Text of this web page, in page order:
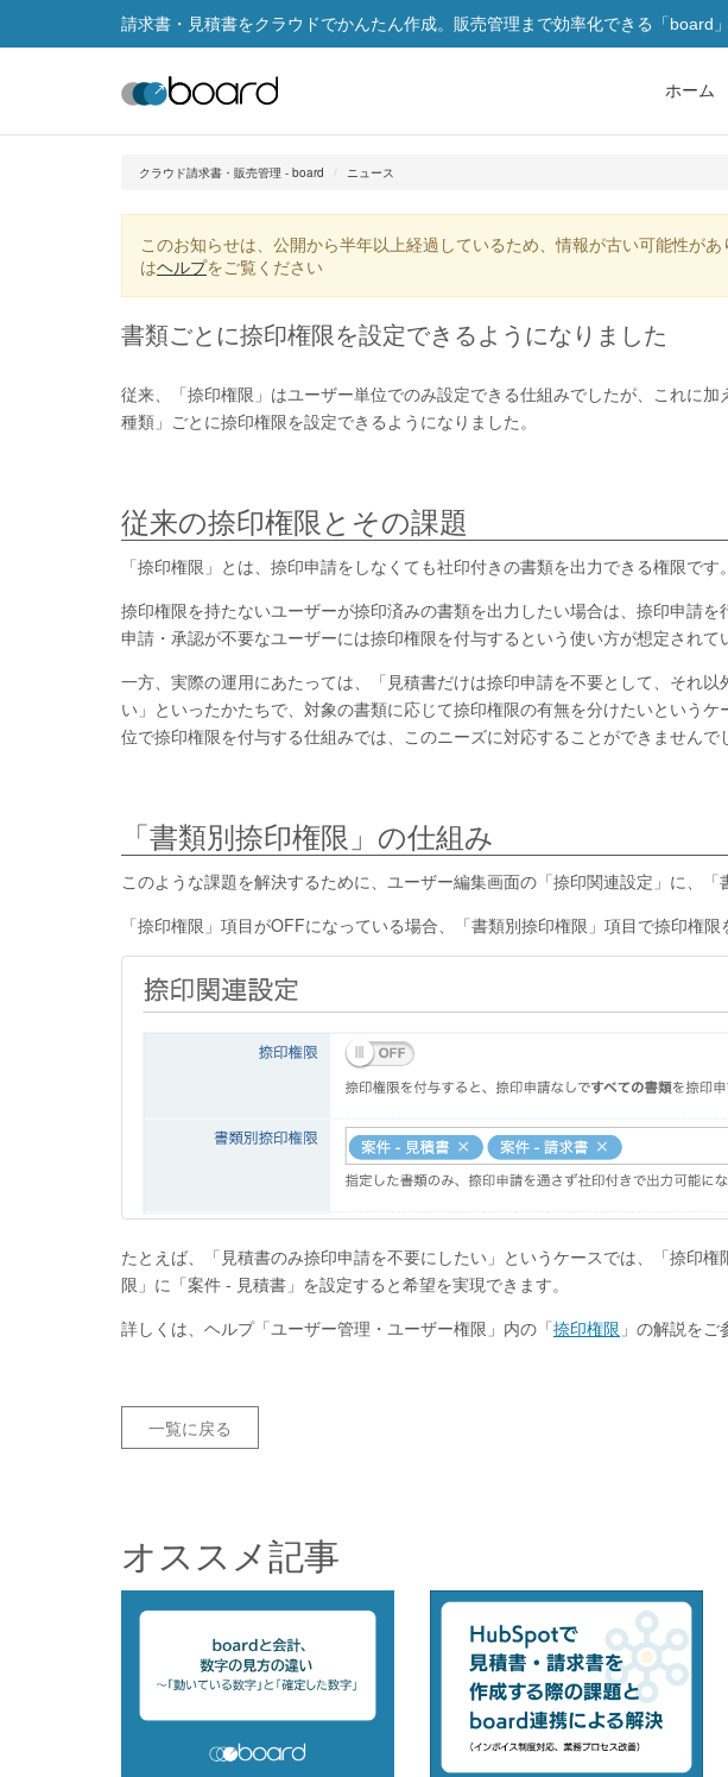
請求書・見積書をクラウドでかんたん作成。販売管理まで効率化できる「board」
ホーム
クラウド請求書・販売管理 - board ニュース
このお知らせは、公開から半年以上経過しているため、情報が古い可能性が
はヘルプをご覧ください
書類ごとに捺印権限を設定できるようになりました
従来、「捺印権限」はユーザー単位でのみ設定できる仕組みでしたが、これに
種類」ごとに捺印権限を設定できるようになりました。
従来の捺印権限とその課題
「捺印権限」とは、捺印申請をしなくても社印付きの書類を出力できる権限です。
捺印権限を持たないユーザーが捺印済みの書類を出力したい場合は、捺印申請を
申請・承認が不要なユーザーには捺印権限を付与するという使い方が想定されて
一方、実際の運用にあたっては、「見積書だけは捺印申請を不要として、それ
い」といったかたちで、対象の書類に応じて捺印権限の有無を分けたいという
位で捺印権限を付与する仕組みでは、このニーズに対応することができませんで
「書類別捺印権限」の仕組み
このような課題を解決するために、ユーザー編集画面の「捺印関連設定」に、「
「捺印権限」項目がOFFになっている場合、「書類別捺印権限」項目で捺印権限
たとえば、「見積書のみ捺印申請を不要にしたい」というケースでは、「捺印
限」に「案件 - 見積書」を設定すると希望を実現できます。
詳しくは、ヘルプ「ユーザー管理・ユーザー権限」内の「捺印権限 」の解説をご
一覧に戻る
オススメ記事